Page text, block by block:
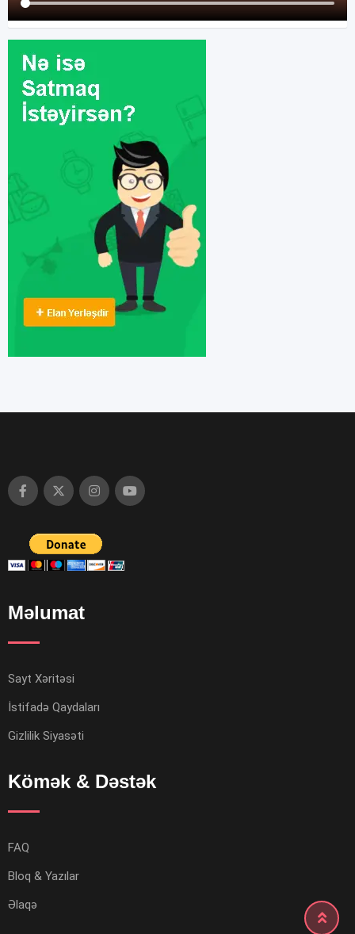
Məlumat
Sayt Xəritəsi
İstifadə Qaydaları
Gizlilik Siyasəti
Kömək & Dəstək
FAQ
Bloq & Yazılar
Əlaqə